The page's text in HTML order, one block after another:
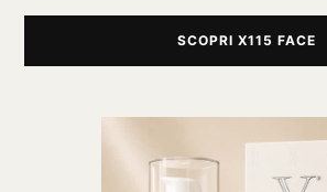
SCOPRI X115 FACE